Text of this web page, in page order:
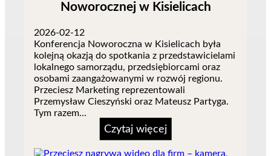
Noworocznej w Kisielicach
2026-02-12
Konferencja Noworoczna w Kisielicach była
kolejną okazją do spotkania z przedstawicielami
lokalnego samorządu, przedsiębiorcami oraz
osobami zaangażowanymi w rozwój regionu.
Przeciesz Marketing reprezentowali
Przemysław Cieszyński oraz Mateusz Partyga.
Tym razem…
Czytaj więcej